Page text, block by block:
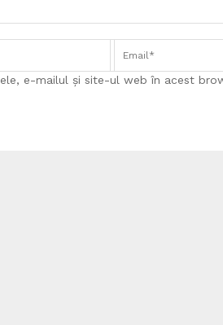
e-mailul și site-ul web în acest